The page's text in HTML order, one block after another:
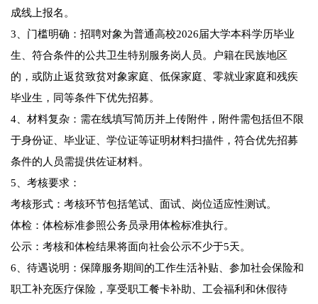
成线上报名。
3、门槛明确：招聘对象为普通高校2026届大学本科学历毕业
生、符合条件的公共卫生特别服务岗人员。户籍在民族地区
的，或防止返贫致贫对象家庭、低保家庭、零就业家庭和残疾
毕业生，同等条件下优先招募。
4、材料复杂：需在线填写简历并上传附件，附件需包括但不限
于身份证、毕业证、学位证等证明材料扫描件，符合优先招募
条件的人员需提供佐证材料。
5、考核要求：
考核形式：考核环节包括笔试、面试、岗位适应性测试。
体检：体检标准参照公务员录用体检标准执行。
公示：考核和体检结果将面向社会公示不少于5天。
6、待遇说明：保障服务期间的工作生活补贴、参加社会保险和
职工补充医疗保险，享受职工餐卡补助、工会福利和休假待